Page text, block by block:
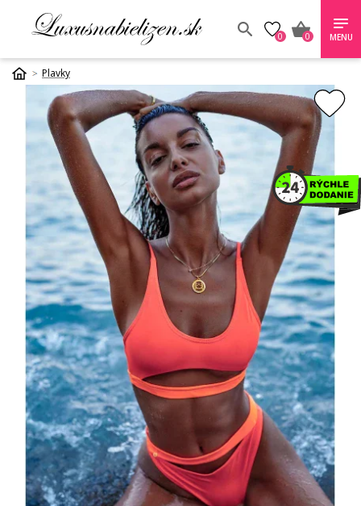
0 0 MENU
Plavky